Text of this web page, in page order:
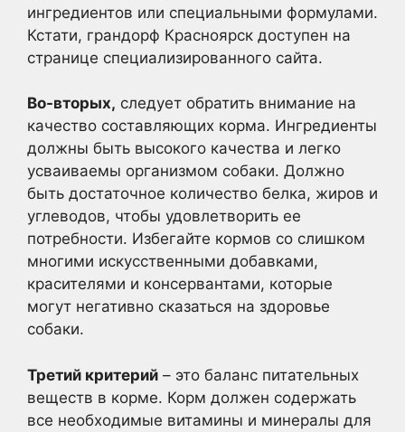
ингредиентов или специальными формулами.
Кстати, грандорф Красноярск доступен на
странице специализированного сайта.
Во-вторых, следует обратить внимание на
качество составляющих корма. Ингредиенты
должны быть высокого качества и легко
усваиваемы организмом собаки. Должно
быть достаточное количество белка, жиров и
углеводов, чтобы удовлетворить ее
потребности. Избегайте кормов со слишком
многими искусственными добавками,
красителями и консервантами, которые
могут негативно сказаться на здоровье
собаки.
Третий критерий – это баланс питательных
веществ в корме. Корм должен содержать
все необходимые витамины и минералы для